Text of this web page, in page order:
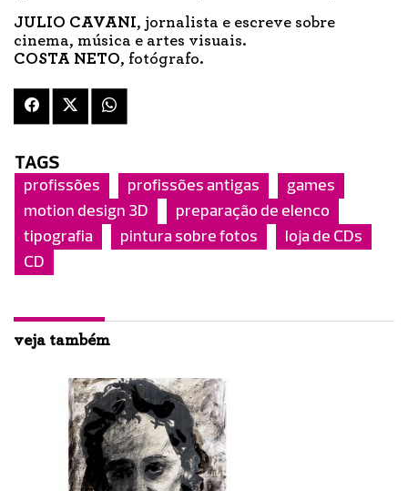
JULIO CAVANI, jornalista e escreve sobre
cinema, música e artes visuais.
COSTA NETO, fotógrafo.
TAGS
profissões profissões antigas
games
motion design 3D
preparação de elenco
tipografia
pintura sobre fotos
loja de CDs
CD
veja também